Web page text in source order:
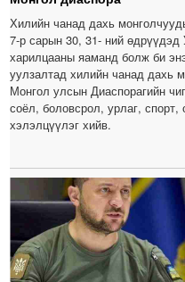
Хилийн чанад дахь
7-р сарын 30, 31- ний өдрүүдэд
харилцааны яаманд болж би
уулзалтад хилийн чанад дахь
Монгол улсын Диаспорагийн
соёл, боловсрол, урлаг,
хэлэлцүүлэг хийв.